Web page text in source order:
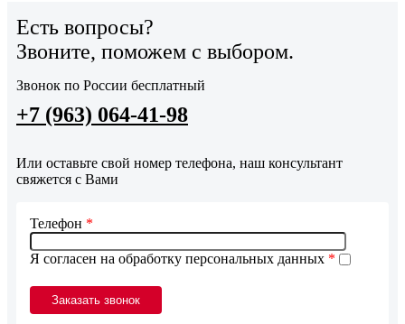
Есть вопросы?
Звоните, поможем с выбором.
Звонок по России бесплатный
+7 (963) 064-41-98
Или оставьте свой номер телефона, наш консультант
свяжется с Вами
Я согласен на обработку персональных данных *
Телефон *